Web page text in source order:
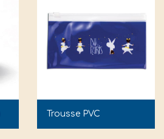
Trousse PVC